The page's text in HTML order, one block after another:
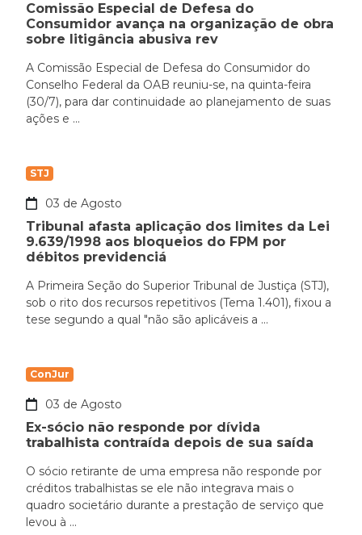
Comissão Especial de Defesa do
Consumidor avança na organização de obra
sobre litigância abusiva rev
A Comissão Especial de Defesa do Consumidor do
Conselho Federal da OAB reuniu-se, na quinta-feira
(30/7), para dar continuidade ao planejamento de suas
ações e ...
STJ
03 de Agosto
Tribunal afasta aplicação dos limites da Lei
9.639/1998 aos bloqueios do FPM por
débitos previdenciá
A Primeira Seção do Superior Tribunal de Justiça (STJ),
sob o rito dos recursos repetitivos (Tema 1.401), fixou a
tese segundo a qual "não são aplicáveis a ...
ConJur
03 de Agosto
Ex-sócio não responde por dívida
trabalhista contraída depois de sua saída
O sócio retirante de uma empresa não responde por
créditos trabalhistas se ele não integrava mais o
quadro societário durante a prestação de serviço que
levou à ...